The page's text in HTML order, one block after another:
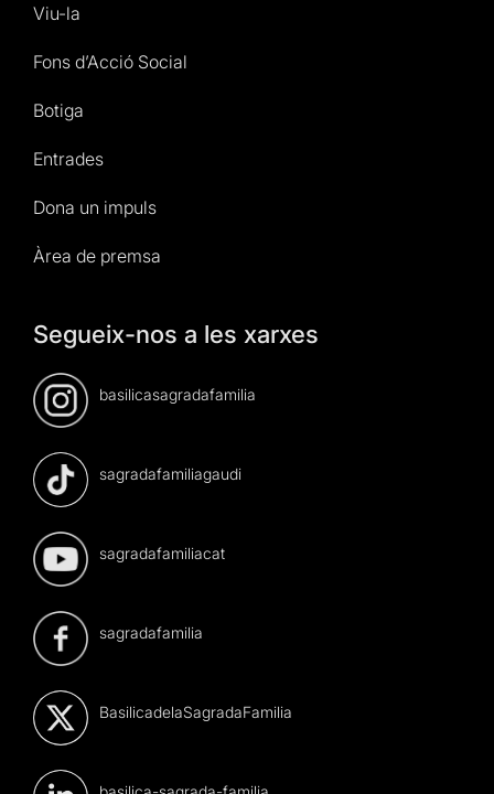
Viu-la
Fons d’Acció Social
Botiga
Entrades
Dona un impuls
Àrea de premsa
Segueix-nos a les xarxes
basilicasagradafamilia
sagradafamiliagaudi
sagradafamiliacat
sagradafamilia
BasilicadelaSagradaFamilia